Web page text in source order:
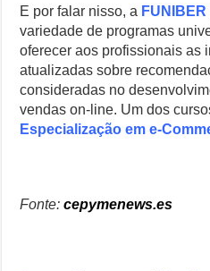
E por falar nisso, a FUNIBER
variedade de programas
oferecer aos profissionais as
atualizadas sobre
consideradas no
vendas on-line. Um dos
Especialização em e-
Fonte:cepymenews.es